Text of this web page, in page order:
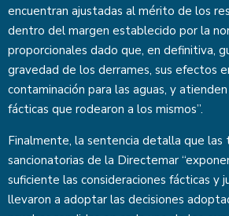
encuentran ajustadas al mérito de los
dentro del margen establecido por la
proporcionales dado que, en definitiva,
gravedad de los derrames, sus efectos
contaminación para las aguas, y
fácticas que rodearon a los mismos”.
Finalmente, la sentencia detalla que las
sancionatorias de la Directemar
suficiente las consideraciones fácticas y
llevaron a adoptar las decisiones